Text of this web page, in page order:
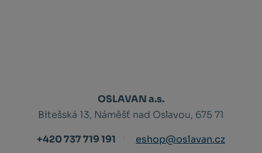
OSLAVAN a.s.
Bítešská 13, Náměšť nad Oslavou, 675 71
+420 737 719 191
eshop@oslavan.cz